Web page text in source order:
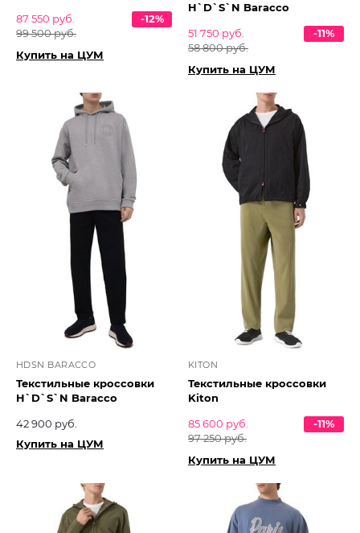
87 550 руб.
99 500 руб.
-12%
Купить на ЦУМ
H`D`S`N Baracco
51 750 руб.
58 800 руб.
-11%
Купить на ЦУМ
HDSN BARACCO
Текстильные кроссовки
H`D`S`N Baracco
42 900 руб.
Купить на ЦУМ
KITON
Текстильные кроссовки
Kiton
85 600 руб.
97 250 руб.
-11%
Купить на ЦУМ